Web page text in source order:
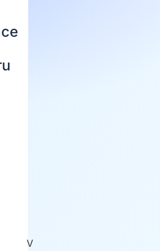
V